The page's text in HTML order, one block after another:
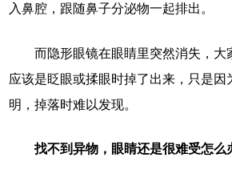
入鼻腔，跟随鼻子分泌物一起排出。
而隐形眼镜在眼睛里突然消失，大
应该是眨眼或揉眼时掉了出来，只是因
明，掉落时难以发现。
找不到异物，眼睛还是很难受怎么